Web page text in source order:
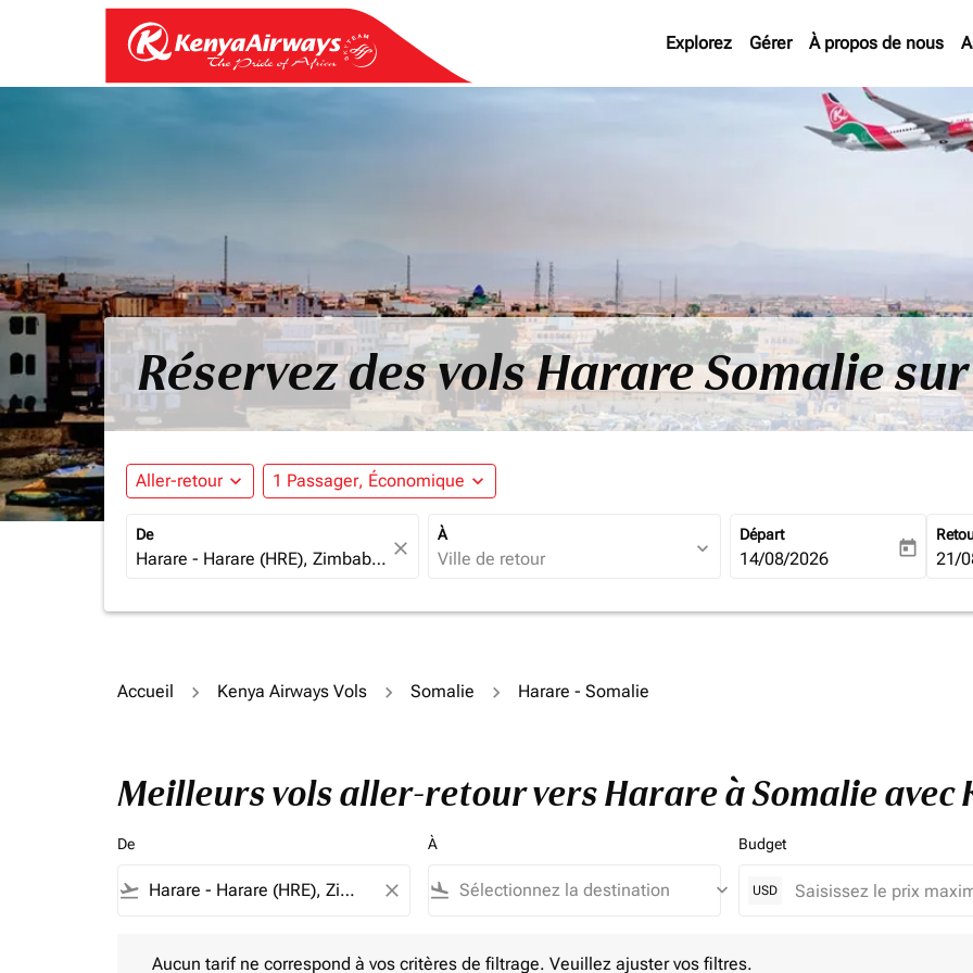
Explorez Gérer À propos de nous
Réservez des vols Harare Somalie
Aller-retour expand_more 1 Passager, Économique expand_more
De
close
À
expand_more
Départ
fc-booking-departure-date-
14/08/2026 today fc-
21/
Accueil Kenya Airways Vols Somalie Harare - Somalie
Meilleurs vols aller-retour vers Harare à Somalie avec
De
flight_takeoff close
À
flight_land keyboard_arrow_down
Budget
USD
Aucun tarif ne correspond à vos critères de filtrage. Veuillez ajuster vos filtres.